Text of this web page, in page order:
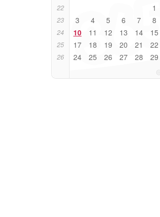
22 1
23 3 4 5 6 7 8
24 10 11 12 13 14 15
25 17 18 19 20 21 22
26 24 25 26 27 28 29